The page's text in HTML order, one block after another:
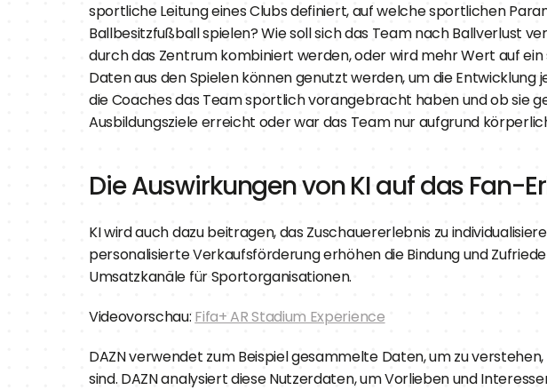
sportliche Leitung eines Clubs definiert, auf welche sportlichen
Ballbesitzfußball spielen? Wie soll sich das Team nach Ballverlust
durch das Zentrum kombiniert werden, oder wird mehr Wert auf ein
Daten aus den Spielen können genutzt werden, um die
die Coaches das Team sportlich vorangebracht haben und ob sie
Ausbildungsziele erreicht oder war das Team nur aufgrund
Die Auswirkungen von KI auf das Fan-
KI wird auch dazu beitragen, das Zuschauererlebnis zu
personalisierte Verkaufsförderung erhöhen die Bindung und
Umsatzkanäle für Sportorganisationen.
Videovorschau: Fifa+ AR Stadium Experience
DAZN verwendet zum Beispiel gesammelte Daten, um zu
sind. DAZN analysiert diese Nutzerdaten, um Vorlieben und